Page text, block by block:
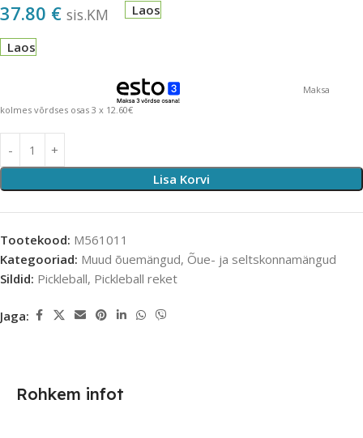
37.80 € sis.KM Laos
Laos
Maksa
kolmes võrdses osas 3 x 12.60€
Lisa Korvi
Tootekood: M561011
Kategooriad: Muud õuemängud, Õue- ja seltskonnamängud
Sildid: Pickleball, Pickleball reket
Jaga:
Rohkem infot